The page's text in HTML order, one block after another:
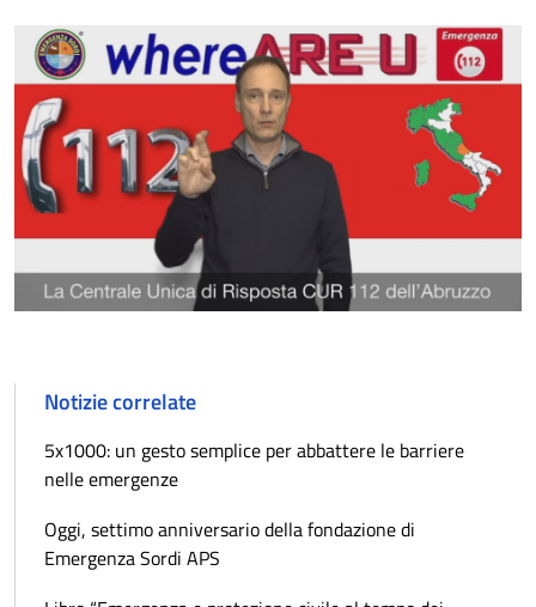
Notizie correlate
5x1000: un gesto semplice per abbattere le barriere
nelle emergenze
Oggi, settimo anniversario della fondazione di
Emergenza Sordi APS